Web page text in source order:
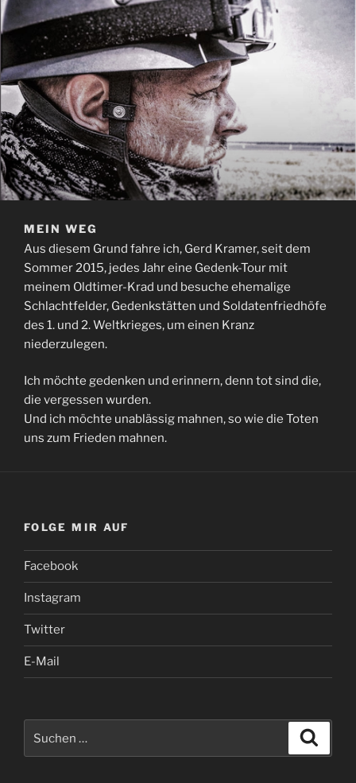
MEIN WEG
Aus diesem Grund fahre ich, Gerd Kramer, seit dem
Sommer 2015, jedes Jahr eine Gedenk-Tour mit
meinem Oldtimer-Krad und besuche ehemalige
Schlachtfelder, Gedenkstätten und Soldatenfriedhöfe
des 1. und 2. Weltkrieges, um einen Kranz
niederzulegen.
Ich möchte gedenken und erinnern, denn tot sind die,
die vergessen wurden.
Und ich möchte unablässig mahnen, so wie die Toten
uns zum Frieden mahnen.
FOLGE MIR AUF
Facebook
Instagram
Twitter
E-Mail